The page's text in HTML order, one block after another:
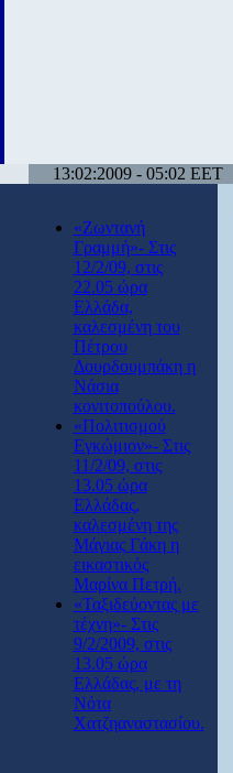
13:02:2009 - 05:02 EET
«Ζωντανή
Γραμμή»- Στις
12/2/09, στις
22.05 ώρα
Ελλάδα,
καλεσμένη του
Πέτρου
Δουρδουμπάκη η
Νάσια
κονιτοπούλου.
«Πολιτισμού
Εγκώμιον»- Στις
11/2/09, στις
13.05 ώρα
Ελλάδας,
καλεσμένη της
Μάγιας Γάκη η
εικαστικός
Μαρίνα Πετρή.
«Ταξιδεύοντας με
τέχνη»- Στις
9/2/2009, στις
13.05 ώρα
Ελλάδας, με τη
Νότα
Χατζηαναστασίου.